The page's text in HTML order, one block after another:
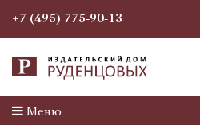
+7 (495) 775-90-13
Меню